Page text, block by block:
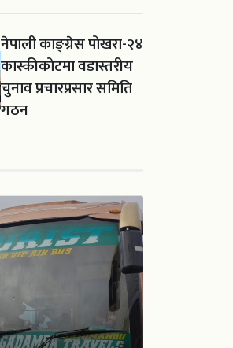
नेपाली काङ्ग्रेस पोखरा-२४
कास्कीकोटमा वडास्तरीय
चुनाव प्रचारप्रसार समिति
गठन